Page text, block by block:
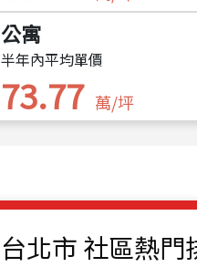
公寓
半年內平均單價
73.77 萬/坪
台北市 社區熱門